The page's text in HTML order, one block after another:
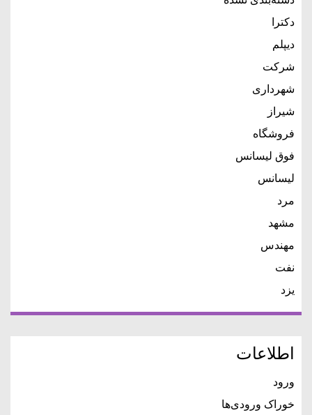
دکترا
دیپلم
شرکت
شهرداری
شیراز
فروشگاه
فوق لیسانس
لیسانس
مرد
مشهد
مهندس
نفت
یزد
اطلاعات
ورود
خوراک ورودی‌ها